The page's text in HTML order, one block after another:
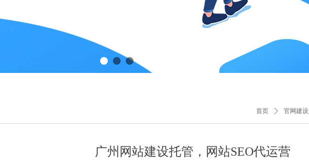
广州网站建设托管，网站SEO代运营
首页 ꄲ 官网建设